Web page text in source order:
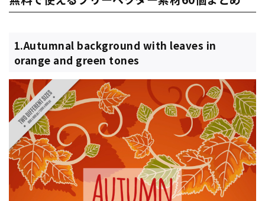
1.Autumnal background with leaves in
orange and green tones